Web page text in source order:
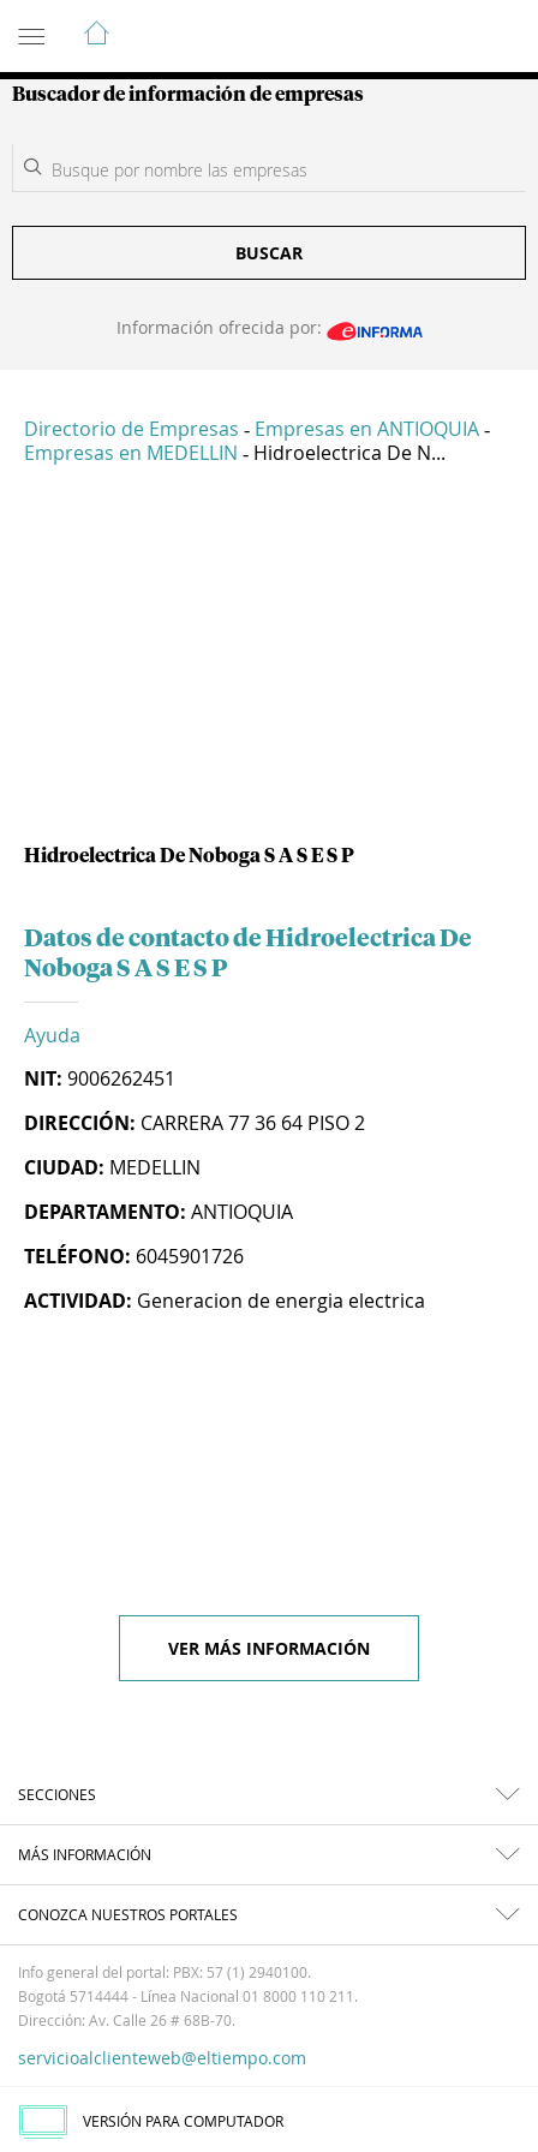
Guía de Empresas Colombianas
Buscador de información de empresas
BUSCAR
Información ofrecida por:
Directorio de Empresas - Empresas en ANTIOQUIA -
Empresas en MEDELLIN - Hidroelectrica De N...
Hidroelectrica De Noboga S A S E S P
Datos de contacto de Hidroelectrica De
Noboga S A S E S P
Ayuda
NIT: 9006262451
DIRECCIÓN: CARRERA 77 36 64 PISO 2
CIUDAD: MEDELLIN
DEPARTAMENTO: ANTIOQUIA
TELÉFONO: 6045901726
ACTIVIDAD: Generacion de energia electrica
VER MÁS INFORMACIÓN
SECCIONES
MÁS INFORMACIÓN
CONOZCA NUESTROS PORTALES
Info general del portal: PBX: 57 (1) 2940100.
Bogotá 5714444 - Línea Nacional 01 8000 110 211.
Dirección: Av. Calle 26 # 68B-70.
servicioalclienteweb@eltiempo.com
VERSIÓN PARA COMPUTADOR